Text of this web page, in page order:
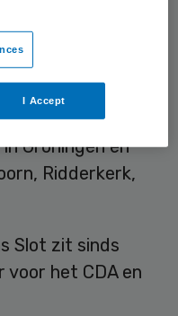
(NPO). Eerder
van het
en
van de
Groningen en
Ridderkerk,
Slot zit sinds
voor het CDA en
I Accept